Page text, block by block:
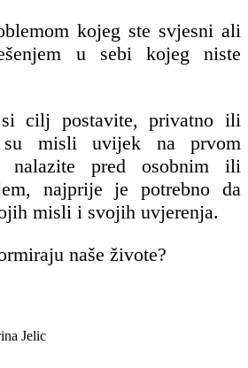
kojeg ste svjesni ali
u sebi kojeg niste
cilj postavite, privatno ili
su misli uvijek na prvom
pred osobnim ili
najprije je potrebno da
misli i svojih uvjerenja.
naše živote?